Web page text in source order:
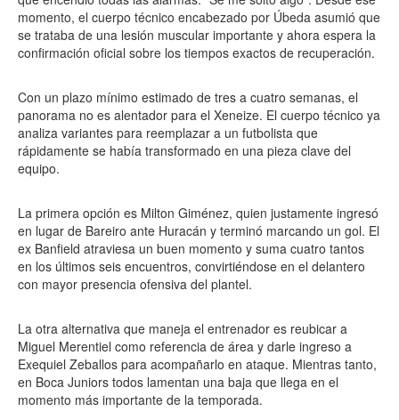
momento, el cuerpo técnico encabezado por Úbeda asumió que
se trataba de una lesión muscular importante y ahora espera la
confirmación oficial sobre los tiempos exactos de recuperación.
Con un plazo mínimo estimado de tres a cuatro semanas, el
panorama no es alentador para el Xeneize. El cuerpo técnico ya
analiza variantes para reemplazar a un futbolista que
rápidamente se había transformado en una pieza clave del
equipo.
La primera opción es Milton Giménez, quien justamente ingresó
en lugar de Bareiro ante Huracán y terminó marcando un gol. El
ex Banfield atraviesa un buen momento y suma cuatro tantos
en los últimos seis encuentros, convirtiéndose en el delantero
con mayor presencia ofensiva del plantel.
La otra alternativa que maneja el entrenador es reubicar a
Miguel Merentiel como referencia de área y darle ingreso a
Exequiel Zeballos para acompañarlo en ataque. Mientras tanto,
en Boca Juniors todos lamentan una baja que llega en el
momento más importante de la temporada.